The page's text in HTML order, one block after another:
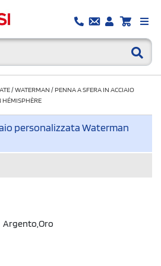
/WATERMAN /PENNA A SFERA IN ACCIAIO
HÉMISPHÈRE
personalizzata Waterman
Argento,Oro